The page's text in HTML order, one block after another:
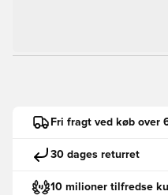
Fri fragt ved køb over
30 dages returret
10 milioner tilfredse